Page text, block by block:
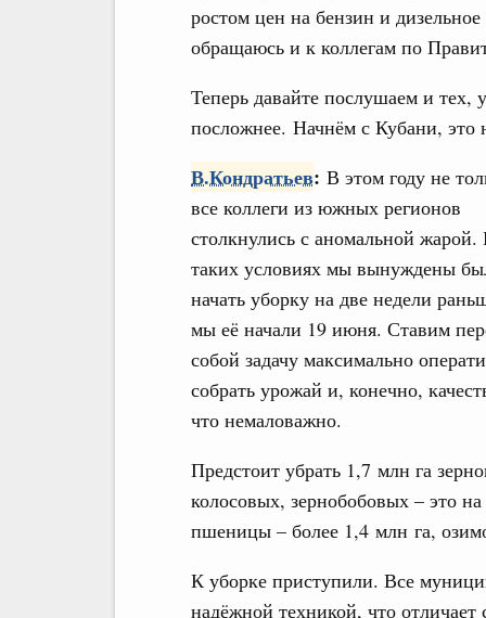
ростом цен на бензин и
обращаюсь и к коллегам по
Теперь давайте послушаем и тех,
посложнее. Начнём с Кубани, это
В.Кондратьев: В этом году не
все коллеги из южных регионов
столкнулись с аномальной жарой.
таких условиях мы вынуждены
начать уборку на две недели
мы её начали 19 июня. Ставим
собой задачу максимально
собрать урожай и, конечно,
что немаловажно.
Предстоит убрать 1,7 млн га
колосовых, зернобобовых – это
пшеницы – более 1,4 млн га,
К уборке приступили. Все
надёжной техникой, что отличает